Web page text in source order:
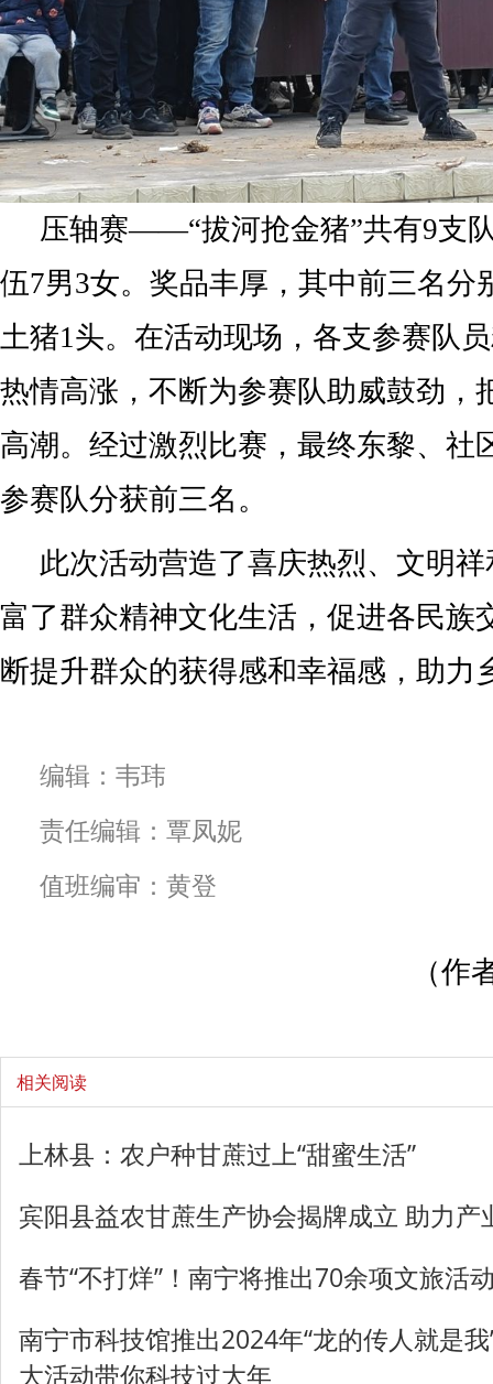
压轴赛——“拔河抢金猪”共有9支
伍7男3女。奖品丰厚，其中前三名分
土猪1头。在活动现场，各支参赛队
热情高涨，不断为参赛队助威鼓劲，
高潮。经过激烈比赛，最终东黎、社
参赛队分获前三名。
此次活动营造了喜庆热烈、文明
富了群众精神文化生活，促进各民族
断提升群众的获得感和幸福感，助力
编辑：韦玮
责任编辑：覃凤妮
值班编审：黄登
（作
相关阅读
上林县：农户种甘蔗过上“甜蜜生活”
宾阳县益农甘蔗生产协会揭牌成立 助力产
春节“不打烊”！南宁将推出70余项文旅活
南宁市科技馆推出2024年“龙的传人就是
大活动带你科技过大年